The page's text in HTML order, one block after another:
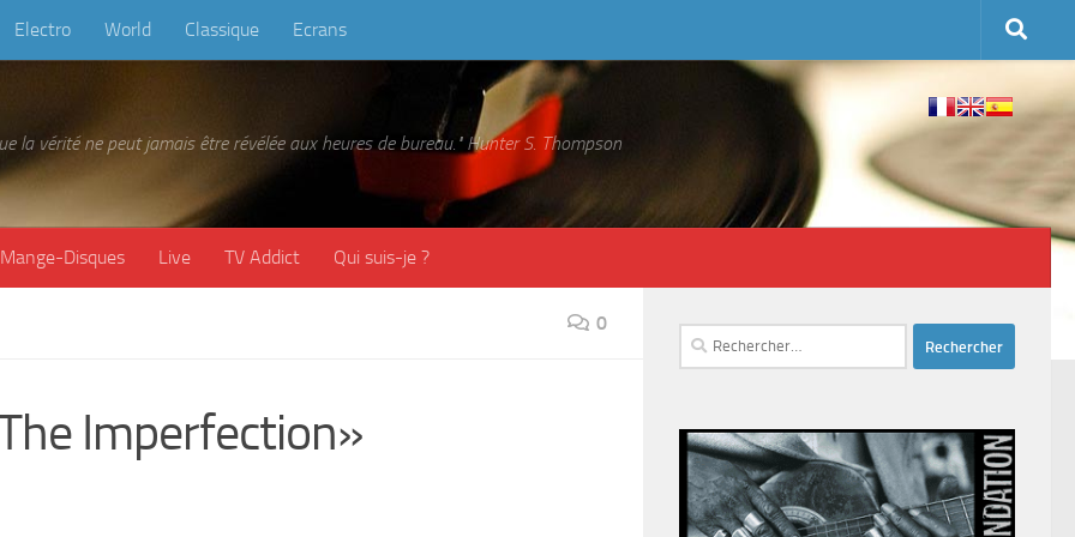
Electro World Classique Ecrans
la vérité ne peut jamais être révélée aux heures de bureau." Hunter S. Thompson
Mange-Disques Live TV Addict Qui suis-je ?
0
Imperfection»
Rechercher :